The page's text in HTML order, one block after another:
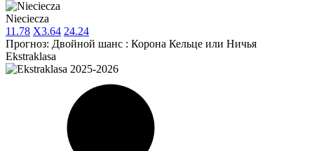
Nieciecza
11.78 X3.64 24.24
Прогноз: Двойной шанс : Корона Кельце или Ничья
Ekstraklasa